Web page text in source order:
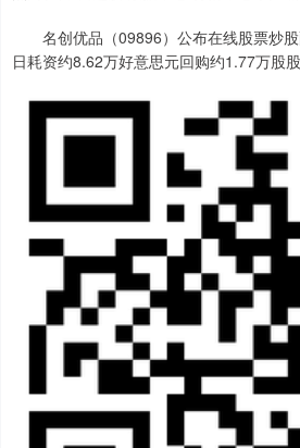
名创优品（09896）公布在线股票炒股
日耗资约8.62万好意思元回购约1.77万股股